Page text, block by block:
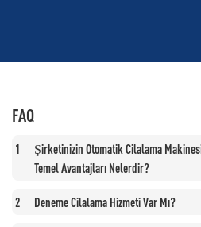
FAQ
1
Şirketinizin Otomatik Cilalama
Temel Avantajları Nelerdir?
2 Deneme Cilalama Hizmeti Var Mı?